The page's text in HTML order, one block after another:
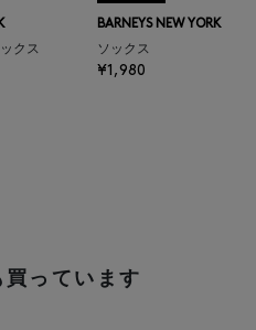
クス
BARNEYS NEW YORK
ソックス
¥1,980
っています